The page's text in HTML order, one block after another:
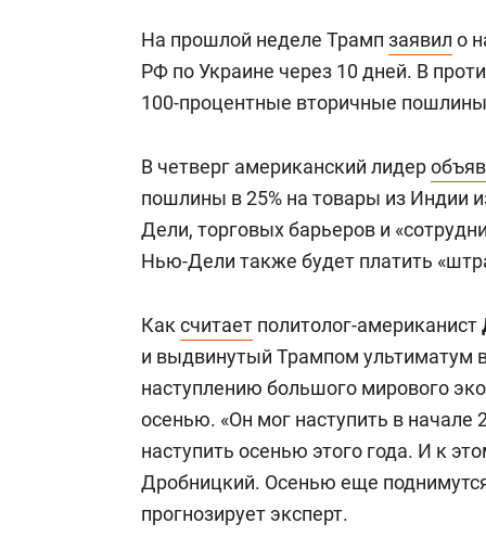
На прошлой неделе Трамп заявил о
РФ по Украине через 10 дней. В
100-процентные вторичные
В четверг американский лидер
пошлины в 25% на товары из Индии
Дели, торговых барьеров и
Нью-Дели также будет платить
Как считает политолог-американист
и выдвинутый Трампом ультиматум
наступлению большого мирового
осенью. «Он мог наступить в начале
наступить осенью этого года. И к
Дробницкий. Осенью еще
прогнозирует эксперт.